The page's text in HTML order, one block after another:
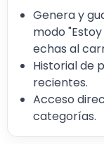
Genera y
modo
echas al
Historial de
recientes.
Acceso
categorías.